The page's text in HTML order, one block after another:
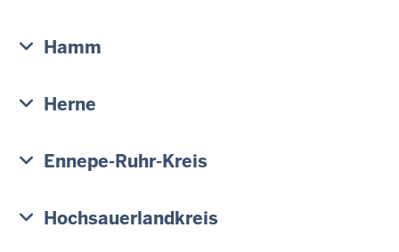
h
e
Hamm
Herne
Ennepe-Ruhr-Kreis
Hochsauerlandkreis